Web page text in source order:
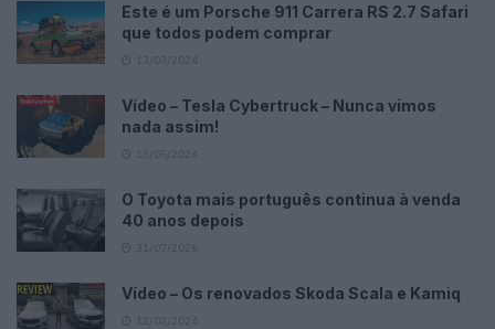
Este é um Porsche 911 Carrera RS 2.7 Safari
que todos podem comprar
Vídeo – Tesla Cybertruck – Nunca vimos
nada assim!
O Toyota mais português continua à venda
40 anos depois
Vídeo – Os renovados Skoda Scala e Kamiq